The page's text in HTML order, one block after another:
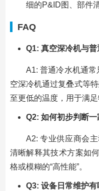
细的P&ID图、部件
FAQ
Q1: 真空深冷机与
A1: 普通冷水机通
空深冷机通过复叠式等
至更低的温度，用于满足
Q2: 如何初步判断
A2: 专业供应商会
清晰解释其技术方案如
格或模糊的“高性能”。
Q3: 设备日常维护有